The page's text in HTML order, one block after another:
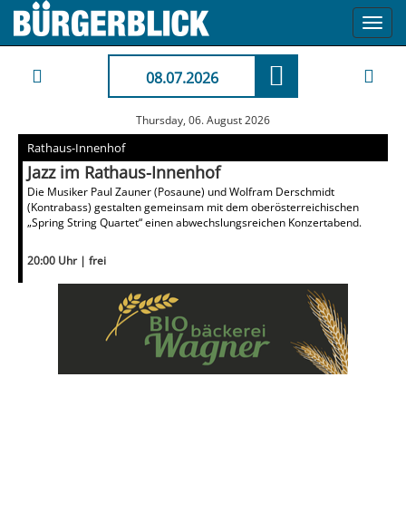
08.07.2026
Thursday, 06. August 2026
Rathaus-Innenhof
Jazz im Rathaus-Innenhof
Die Musiker Paul Zauner (Posaune) und Wolfram Derschmidt
(Kontrabass) gestalten gemeinsam mit dem oberösterreichischen
„Spring String Quartet“ einen abwechslungsreichen Konzertabend.
20:00 Uhr | frei